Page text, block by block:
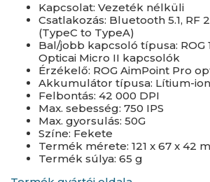
Kapcsolat: Vezeték nélküli
Csatlakozás: Bluetooth 5.1, RF
(TypeC to TypeA)
Bal/jobb kapcsoló típusa: ROG
Opticai Micro II kapcsolók
Érzékelő: ROG AimPoint Pro
Akkumulátor típusa: Lítium-ion
Felbontás: 42 000 DPI
Max. sebesség: 750 IPS
Max. gyorsulás: 50G
Színe: Fekete
Termék mérete: 121 x 67 x 42
Termék súlya: 65 g